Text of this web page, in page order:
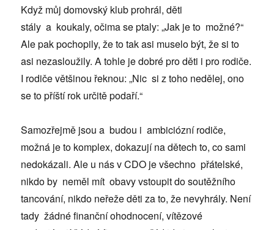
Když můj domovský klub prohrál, děti
stály a koukaly, očima se ptaly: „Jak je to možné?“
Ale pak pochopily, že to tak asi muselo být, že si to
asi nezasloužily. A tohle je dobré pro děti i pro rodiče.
I rodiče většinou řeknou: „Nic si z toho nedělej, ono
se to příští rok určitě podaří.“
Samozřejmě jsou a budou i ambiciózní rodiče,
možná je to komplex, dokazují na dětech to, co sami
nedokázali. Ale u nás v CDO je všechno přátelské,
nikdo by neměl mít obavy vstoupit do soutěžního
tancování, nikdo neřeže děti za to, že nevyhrály. Není
tady žádné finanční ohodnocení, vítězové